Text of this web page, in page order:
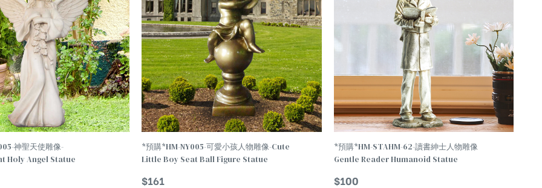
神聖天使雕像-
Holy Angel Statue
*預購*HM-NY005-可愛小孩人物雕像-Cute
Little Boy Seat Ball Figure Statue
$161
*預購*HM-STAHM-62-讀書紳士人物雕像
Gentle Reader Humanoid Statue
$100